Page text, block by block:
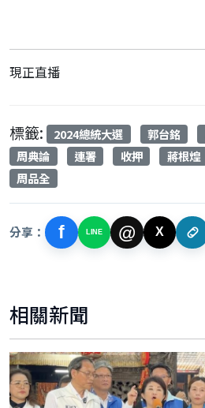
現正直播
標籤: 2024總統大選 郭台銘
周典論
連署 收押 蔣根煌
周品全
分享： f LINE @ X
相關新聞